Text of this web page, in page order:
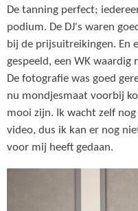
De tanning perfect;
podium. De DJ's waren
bij de prijsuitreikingen. En
gespeeld, een WK
De fotografie was goed
nu mondjesmaat voorbij
mooi zijn. Ik wacht zelf
video, dus ik kan er nog
voor mij heeft gedaan.